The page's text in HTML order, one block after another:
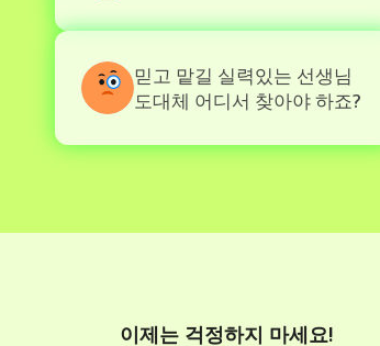
믿고 맡길 실력있는 선생님
도대체 어디서 찾아야 하죠?
이제는 걱정하지 마세요!